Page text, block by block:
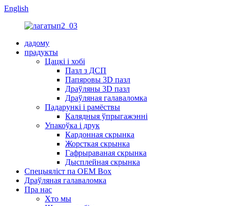
English
дадому
прадукты
Цацкі і хобі
Пазл з ДСП
Папяровы 3D пазл
Драўляны 3D пазл
Драўляная галаваломка
Падарункі і рамёствы
Калядныя ўпрыгажэнні
Упакоўка і друк
Кардонная скрынка
Жорсткая скрынка
Гафрыраваная скрынка
Дысплейная скрынка
Спецыяліст па OEM Box
Драўляная галаваломка
Пра нас
Хто мы